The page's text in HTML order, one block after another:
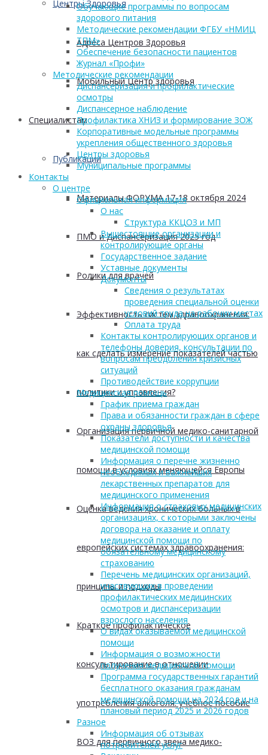
Центры Здоровья
Адреса Центров Здоровья
Мобильный Центр здоровья
Cпециалистам
Публикации
Материалы ФОРУМА 17-18 октября 2024
ПМО и Диспансеризация 2025 год
Ролики для врачей
Эффективность систем здравоохранения:
как сделать измерение показателей частью
политики и управления?
Организация первичной медико-санитарной
помощи в условиях меняющейся Европы
Оценка ведения хронических больных в
европейских системах здравоохранения:
принципы и подходы
Краткое профилактическое
консультирование в отношении
употребления алкоголя: учебное пособие
ВОЗ для первичного звена медико-
Обучающие программы по вопросам
здорового питания
Методические рекомендации ФГБУ «НМИЦ
ТПМ»
Обеспечение безопасности пациентов
Журнал «Профи»
Методические рекомендации
Диспансеризация и профилактические
осмотры
Диспансерное наблюдение
Профилактика ХНИЗ и формирование ЗОЖ
Корпоративные модельные программы
укрепления общественного здоровья
Центры здоровья
Муниципальные программы
Контакты
О центре
Официальная информация
О нас
Структура ККЦОЗ и МП
Вышестоящие организации и
контролирующие органы
Государственное задание
Уставные документы
Документы
Сведения о результатах
проведения специальной оценки
условий труда на рабочих местах
Оплата труда
Контакты контролирующих органов и
телефоны доверия, консультации по
вопросам преодоления кризисных
ситуаций
Противодействие коррупции
Медицинская помощь
График приема граждан
Права и обязанности граждан в сфере
охраны здоровья
Показатели доступности и качества
медицинской помощи
Информация о перечне жизненно
необходимых и важнейших
лекарственных препаратов для
медицинского применения
Информация о страховых медицинских
организациях, с которыми заключены
договора на оказание и оплату
медицинской помощи по
обязательному медицинскому
страхованию
Перечень медицинских организаций,
участвующих в проведении
профилактических медицинских
осмотров и диспансеризации
взрослого населения
О видах оказываемой медицинской
помощи
Информация о возможности
получения медицинской помощи
Программа государственных гарантий
бесплатного оказания гражданам
медицинской помощи на 2024 год и на
плановый период 2025 и 2026 годов
Разное
Информация об отзывах
потребителей услуг